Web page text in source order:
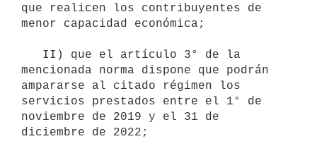
que realicen los contribuyentes de
menor capacidad económica;
mencionada norma dispone que podrán
ampararse al citado régimen los
servicios prestados entre el 1° de
noviembre de 2019 y el 31 de
diciembre de 2022;